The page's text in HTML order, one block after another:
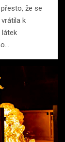
že se
k
látek